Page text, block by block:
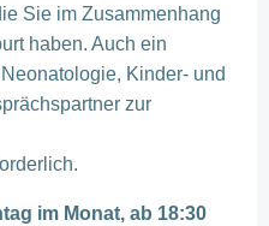
Sie im Zusammenhang
haben. Auch ein
Kinder- und
zur
im Monat, ab 18:30